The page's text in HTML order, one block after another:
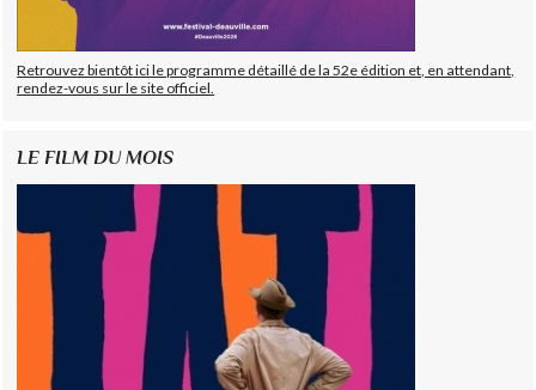
Retrouvez bientôt ici le programme détaillé de la 52e édition et, en attendant,
rendez-vous sur le site officiel.
LE FILM DU MOIS